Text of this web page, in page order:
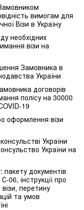
вимогам для
Візи в Україну
необхідних
візи на
Замовника в
України
договорів
полісу на 30000
19
оформлення візи
України
України на
документів
06, інструкції про
перетину
та умов